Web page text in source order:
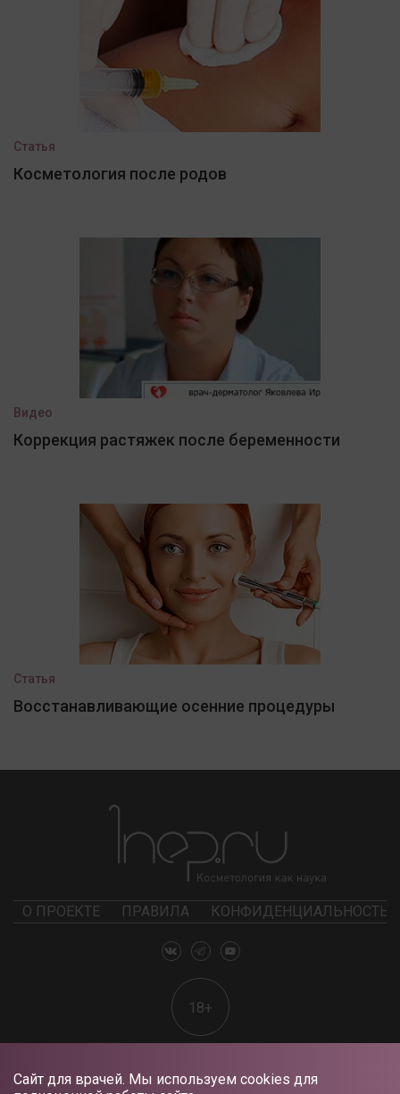
Сайт для врачей. Мы используем cookies для
Статья
Косметология после родов
Видео
Коррекция растяжек после беременности
Статья
Восстанавливающие осенние процедуры
О ПРОЕКТЕ ПРАВИЛА КОНФИДЕНЦИАЛЬНОСТЬ
18+